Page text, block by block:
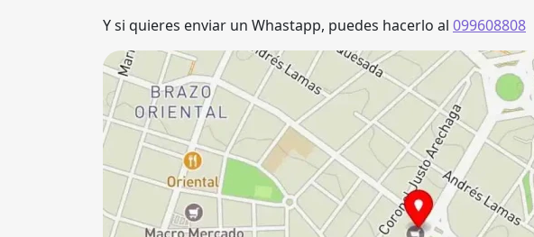
Y si quieres enviar un Whastapp, puedes hacerlo al 099608808